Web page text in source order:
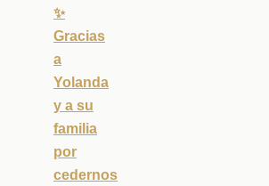
✨
Gracias
a
Yolanda
y a su
familia
por
cedernos